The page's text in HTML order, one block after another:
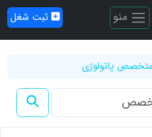
منو ثبت شغل
پاتولوژی